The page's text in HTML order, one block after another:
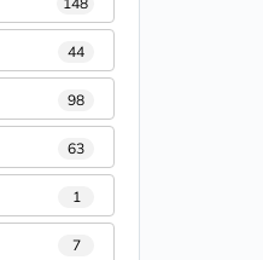
44
98
63
1
7